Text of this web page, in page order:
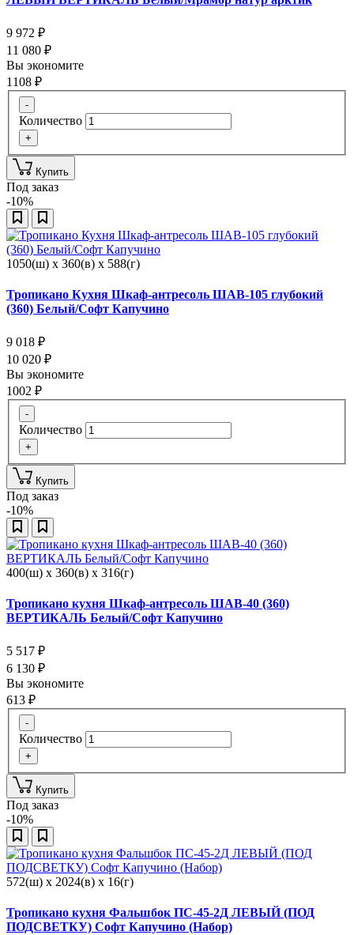
9 972 ₽
11 080 ₽
Вы экономите
1108 ₽
-
Количество
+
Купить
Под заказ
-10%
1050(ш) x 360(в) x 588(г)
Тропикано Кухня Шкаф-антресоль ШАВ-105 глубокий
(360) Белый/Софт Капучино
9 018 ₽
10 020 ₽
Вы экономите
1002 ₽
-
Количество
+
Купить
Под заказ
-10%
400(ш) x 360(в) x 316(г)
Тропикано кухня Шкаф-антресоль ШАВ-40 (360)
ВЕРТИКАЛЬ Белый/Софт Капучино
5 517 ₽
6 130 ₽
Вы экономите
613 ₽
-
Количество
+
Купить
Под заказ
-10%
572(ш) x 2024(в) x 16(г)
Тропикано кухня Фальшбок ПС-45-2Д ЛЕВЫЙ (ПОД
ПОДСВЕТКУ) Софт Капучино (Набор)